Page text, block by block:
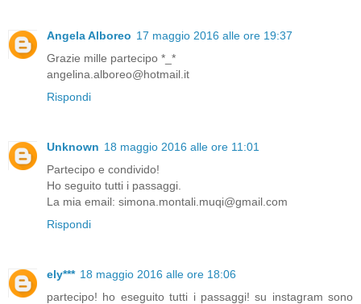
Angela Alboreo 17 maggio 2016 alle ore 19:37
Grazie mille partecipo *_*
angelina.alboreo@hotmail.it
Rispondi
Unknown 18 maggio 2016 alle ore 11:01
Partecipo e condivido!
Ho seguito tutti i passaggi.
La mia email: simona.montali.muqi@gmail.com
Rispondi
ely*** 18 maggio 2016 alle ore 18:06
partecipo! ho eseguito tutti i passaggi! su instagram sono